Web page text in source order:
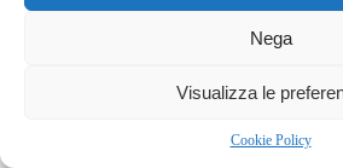
Nega
Visualizza le
Cookie Policy